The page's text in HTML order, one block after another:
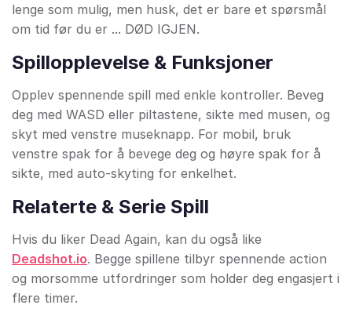
lenge som mulig, men husk, det er bare et spørsmål
om tid før du er ... DØD IGJEN.
Spillopplevelse & Funksjoner
Opplev spennende spill med enkle kontroller. Beveg
deg med WASD eller piltastene, sikte med musen, og
skyt med venstre museknapp. For mobil, bruk
venstre spak for å bevege deg og høyre spak for å
sikte, med auto-skyting for enkelhet.
Relaterte & Serie Spill
Hvis du liker Dead Again, kan du også like
Deadshot.io. Begge spillene tilbyr spennende action
og morsomme utfordringer som holder deg engasjert i
flere timer.